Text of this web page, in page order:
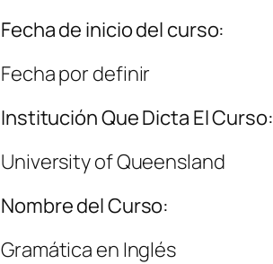
Fecha de inicio del curso:
Fecha por definir
Institución Que Dicta El Curso:
University of Queensland
Nombre del Curso:
Gramática en Inglés